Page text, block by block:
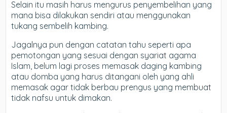
Selain itu masih harus mengurus penyembelihan yang
mana bisa dilakukan sendiri atau menggunakan
tukang sembelih kambing.
Jagalnya pun dengan catatan tahu seperti apa
pemotongan yang sesuai dengan syariat agama
Islam, belum lagi proses memasak daging kambing
atau domba yang harus ditangani oleh yang ahli
memasak agar tidak berbau prengus yang membuat
tidak nafsu untuk dimakan.